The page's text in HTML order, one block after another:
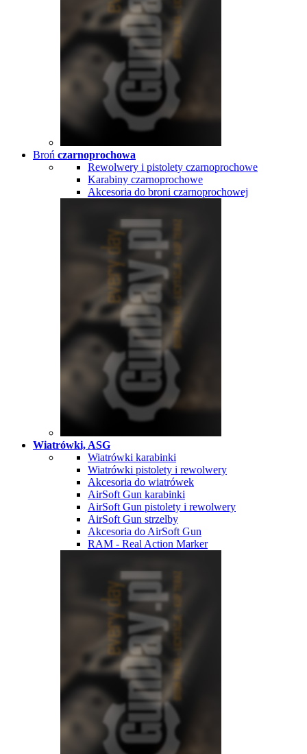
Broń czarnoprochowa
Rewolwery i pistolety czarnoprochowe
Karabiny czarnoprochowe
Akcesoria do broni czarnoprochowej
Wiatrówki, ASG
Wiatrówki karabinki
Wiatrówki pistolety i rewolwery
Akcesoria do wiatrówek
AirSoft Gun karabinki
AirSoft Gun pistolety i rewolwery
AirSoft Gun strzelby
Akcesoria do AirSoft Gun
RAM - Real Action Marker